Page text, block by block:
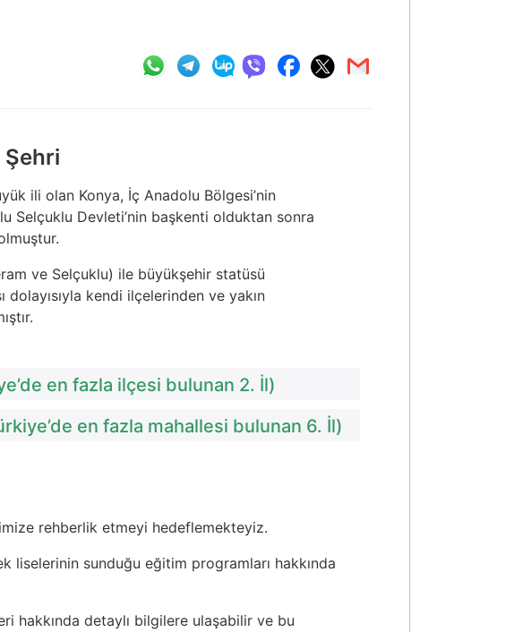
Şehri
ili olan Konya, İç Anadolu Bölgesi’nin
Selçuklu Devleti’nin başkenti olduktan sonra
ve Selçuklu) ile büyükşehir statüsü
dolayısıyla kendi ilçelerinden ve yakın
en fazla ilçesi bulunan 2. İl)
en fazla mahallesi bulunan 6. İl)
rehberlik etmeyi hedeflemekteyiz.
liselerinin sunduğu eğitim programları hakkında
hakkında detaylı bilgilere ulaşabilir ve bu